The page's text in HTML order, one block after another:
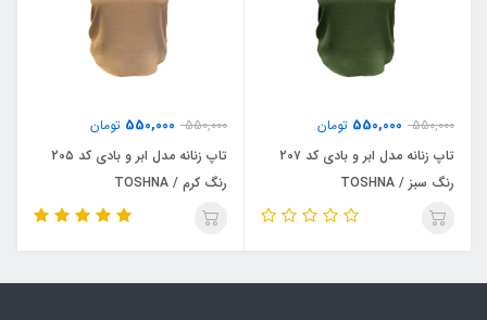
550,000
550,000 تومان
تاپ زنانه مدل ابر و بادی کد 20۷
رنگ سبز / TOSHNA
550,000
550,000 تومان
تاپ زنانه مدل ابر و بادی کد 20۵
رنگ کرم / TOSHNA